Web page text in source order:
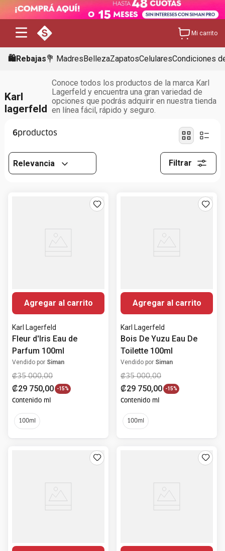
Mi carrito
🛍️Rebajas💐 MadresBellezaZapatosCelularesCondiciones
Karl
lagerfeld
Conoce todos los productos de la marca Karl
Lagerfeld y encuentra una gran variedad de
opciones que podrás adquirir en nuestra tienda
en línea fácil, rápido y seguro.
6
Relevancia Filtrar
Agregar al carrito
Karl Lagerfeld
Fleur d'Iris Eau de
Parfum 100ml
Vendido por Siman
₡35 000,00
₡29 750,00 -15%
Contenido ml
100ml
Agregar al carrito
Karl Lagerfeld
Bois De Yuzu Eau De
Toilette 100ml
Vendido por Siman
₡35 000,00
₡29 750,00 -15%
Contenido ml
100ml